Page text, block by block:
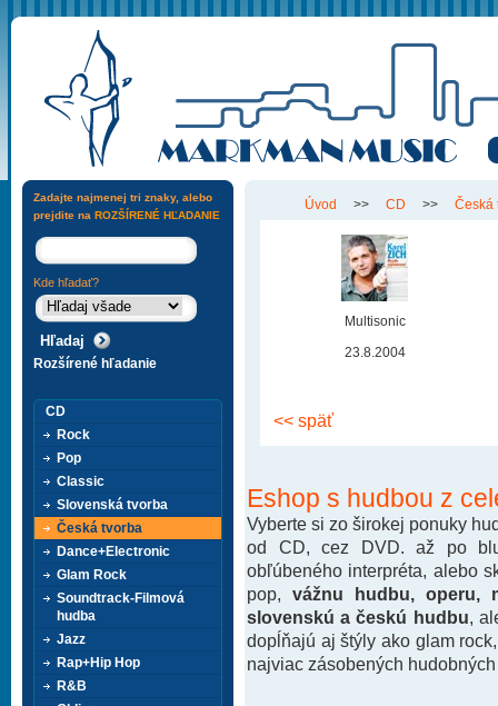
Úvod >> CD >> Česká
Multisonic
23.8.2004
<< späť
Eshop s hudbou z
Vyberte si zo širokej ponuky
od CD, cez DVD. až po
obľúbeného interpréta, alebo
pop, vážnu hudbu, operu,
slovenskú a českú hudbu ,
dopĺňajú aj štýly ako glam
najviac zásobených
Zadajte najmenej tri znaky, alebo
prejdite na ROZŠÍRENÉ HĽADANIE
Kde hľadať?
Rozšírené hľadanie
CD
Rock
Pop
Classic
Slovenská tvorba
Česká tvorba
Dance+Electronic
Glam Rock
Soundtrack-Filmová
hudba
Jazz
Rap+Hip Hop
R&B